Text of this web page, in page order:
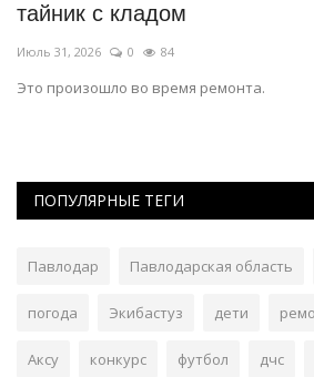
тайник с кладом
Июль 31, 2026 0 84
Это произошло во время ремонта.
ПОПУЛЯРНЫЕ ТЕГИ
Павлодар Павлодарская область
погода Экибастуз дети
Аксу конкурс футбол дчс